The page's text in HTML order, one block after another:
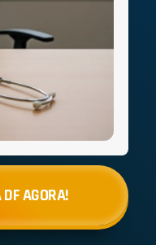
AGORA!